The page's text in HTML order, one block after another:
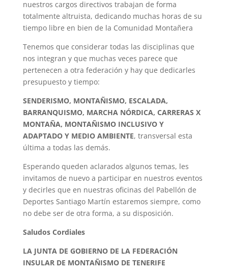
nuestros cargos directivos trabajan de forma
totalmente altruista, dedicando muchas horas de su
tiempo libre en bien de la Comunidad Montañera
Tenemos que considerar todas las disciplinas que
nos integran y que muchas veces parece que
pertenecen a otra federación y hay que dedicarles
presupuesto y tiempo:
SENDERISMO, MONTAÑISMO, ESCALADA,
BARRANQUISMO, MARCHA NÓRDICA, CARRERAS X
MONTAÑA, MONTAÑISMO INCLUSIVO Y
ADAPTADO Y MEDIO AMBIENTE, transversal esta
última a todas las demás.
Esperando queden aclarados algunos temas, les
invitamos de nuevo a participar en nuestros eventos
y decirles que en nuestras oficinas del Pabellón de
Deportes Santiago Martín estaremos siempre, como
no debe ser de otra forma, a su disposición.
Saludos Cordiales
LA JUNTA DE GOBIERNO DE LA FEDERACIÓN
INSULAR DE MONTAÑISMO DE TENERIFE